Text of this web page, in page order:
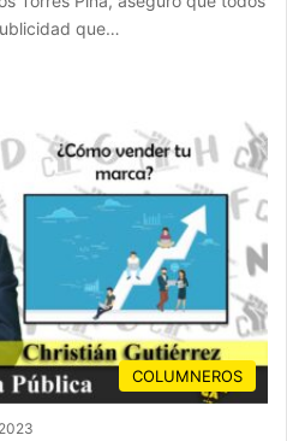
que…
COLUMNEROS